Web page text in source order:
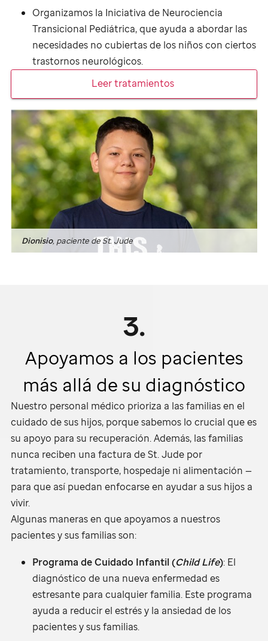
Dionisio, paciente deSt. Jude
Organizamos la Iniciativa de Neurociencia
Transicional Pediátrica, que ayuda a abordar las
necesidades no cubiertas de los niños con ciertos
trastornos neurológicos.
Leer tratamientos
3.
Apoyamos a los pacientes
más allá de su diagnóstico
Nuestro personal médico prioriza a las familias en el
cuidado de sus hijos, porque sabemos lo crucial que es
su apoyo para su recuperación. Además, las familias
nunca reciben una factura deSt. Jude por
tratamiento, transporte, hospedaje ni alimentación —
para que así puedan enfocarse en ayudar a sus hijos a
vivir.
Algunas maneras en que apoyamos a nuestros
pacientes y sus familias son:
Programa de Cuidado Infantil (Child Life): El
diagnóstico de una nueva enfermedad es
estresante para cualquier familia. Este programa
ayuda a reducir el estrés y la ansiedad de los
pacientes y sus familias.